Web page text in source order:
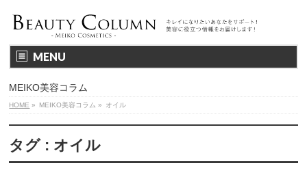
MENU
MEIKO美容コラム
HOME » MEIKO美容コラム » オイル
タグ : オイル